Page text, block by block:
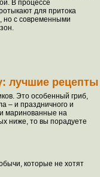
В процессе
для притока
но с современными
лучшие рецепты
Это особенный гриб,
– и праздничного и
маринованные на
ниже, то вы порадуете
которые не хотят